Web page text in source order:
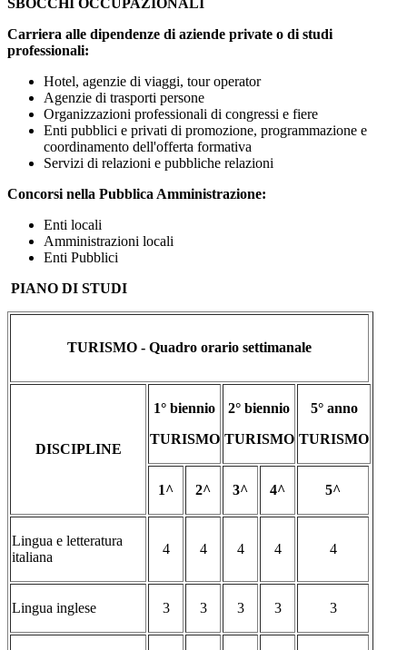
SBOCCHI OCCUPAZIONALI
Carriera alle dipendenze di aziende private o di studi
professionali:
Hotel, agenzie di viaggi, tour operator
Agenzie di trasporti persone
Organizzazioni professionali di congressi e fiere
Enti pubblici e privati di promozione, programmazione e
coordinamento dell'offerta formativa
Servizi di relazioni e pubbliche relazioni
Concorsi nella Pubblica Amministrazione:
Enti locali
Amministrazioni locali
Enti Pubblici
PIANO DI STUDI
TURISMO - Quadro orario settimanale
DISCIPLINE
1° biennio
TURISMO
2° biennio
TURISMO
5° anno
TURISMO
1^ 2^ 3^ 4^ 5^
Lingua e letteratura
italiana
4 4 4 4 4
Lingua inglese 3 3 3 3 3